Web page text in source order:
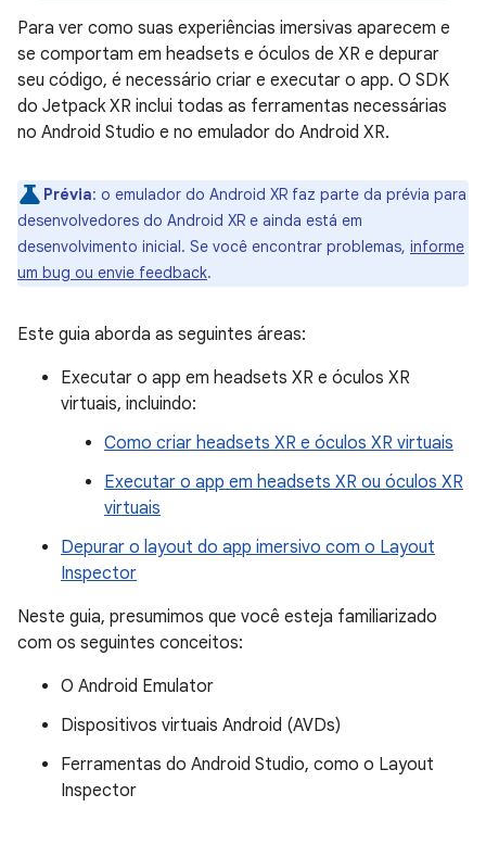
Para ver como suas experiências imersivas aparecem e
se comportam em headsets e óculos de XR e depurar
seu código, é necessário criar e executar o app. O SDK
do Jetpack XR inclui todas as ferramentas necessárias
no Android Studio e no emulador do Android XR.
Prévia: o emulador do Android XR faz parte da prévia para
desenvolvedores do Android XR e ainda está em
desenvolvimento inicial. Se você encontrar problemas, informe
um bug ou envie feedback.
Este guia aborda as seguintes áreas:
Executar o app em headsets XR e óculos XR
virtuais, incluindo:
Como criar headsets XR e óculos XR virtuais
Executar o app em headsets XR ou óculos XR
virtuais
Depurar o layout do app imersivo com o Layout
Inspector
Neste guia, presumimos que você esteja familiarizado
com os seguintes conceitos:
O Android Emulator
Dispositivos virtuais Android (AVDs)
Ferramentas do Android Studio, como o Layout
Inspector